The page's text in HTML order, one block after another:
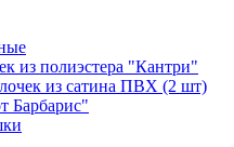
из полиэстера "Кантри"
из сатина ПВХ (2 шт)
Барбарис"